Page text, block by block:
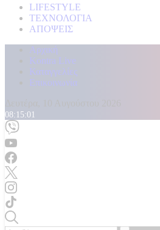
LIFESTYLE
ΤΕΧΝΟΛΟΓΙΑ
ΑΠΟΨΕΙΣ
Αρχική
Kontra Live
Καταγγελίες
Επικοινωνία
08:15:04